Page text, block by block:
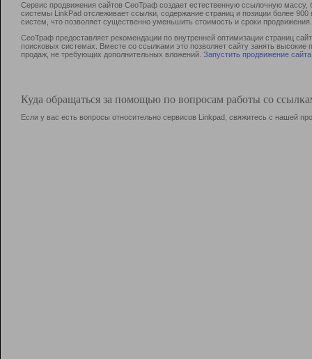
Сервис продвижения сайтов СеоТраф создает естественную ссылочную
системы LinkPad отслеживает ссылки, содержание страниц и позиции более
систем, что позволяет существенно уменьшить стоимость и сроки продвижения.
СеоТраф предоставляет рекомендации по внутренней оптимизации страниц
поисковых системах. Вместе со ссылками это позволяет сайту занять
продаж, не требующих дополнительных вложений. Запустить продвижение сайта
Куда обращаться за помощью по вопросам работы со
Если у вас есть вопросы относительно сервисов Linkpad, свяжитесь с нашей